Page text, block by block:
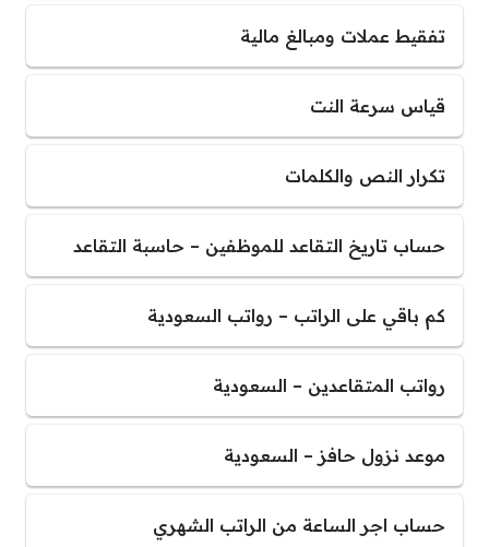
تفقيط عملات ومبالغ مالية
قياس سرعة النت
تكرار النص والكلمات
حساب تاريخ التقاعد للموظفين – حاسبة التقاعد
كم باقي على الراتب – رواتب السعودية
رواتب المتقاعدين – السعودية
موعد نزول حافز – السعودية
حساب اجر الساعة من الراتب الشهري